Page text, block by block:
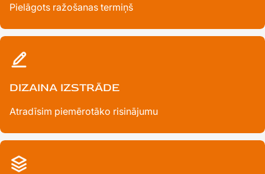
Pielāgots ražošanas termiņš
DIZAINA IZSTRĀDE
Atradīsim piemērotāko risinājumu